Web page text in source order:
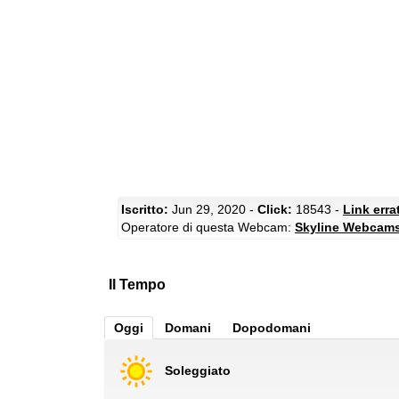
Iscritto: Jun 29, 2020 - Click: 18543 - Link
Operatore di questa Webcam: Skyline
Il Tempo
Oggi Domani Dopodomani
Soleggiato